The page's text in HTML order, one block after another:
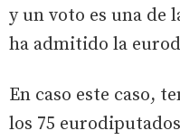
y un voto es una de
ha admitido la
En caso este caso,
los 75